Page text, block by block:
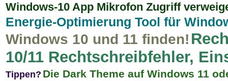
Windows-10 App Mikrofon Zugriff
Energie-Optimierung Tool für
Windows 10 und 11 finden!
10/11 Rechtschreibfehler,
Tippen? Die Dark Theme auf Windows 11